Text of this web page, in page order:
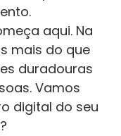
aqui. Na
mais do que
duradouras
Vamos
digital do seu